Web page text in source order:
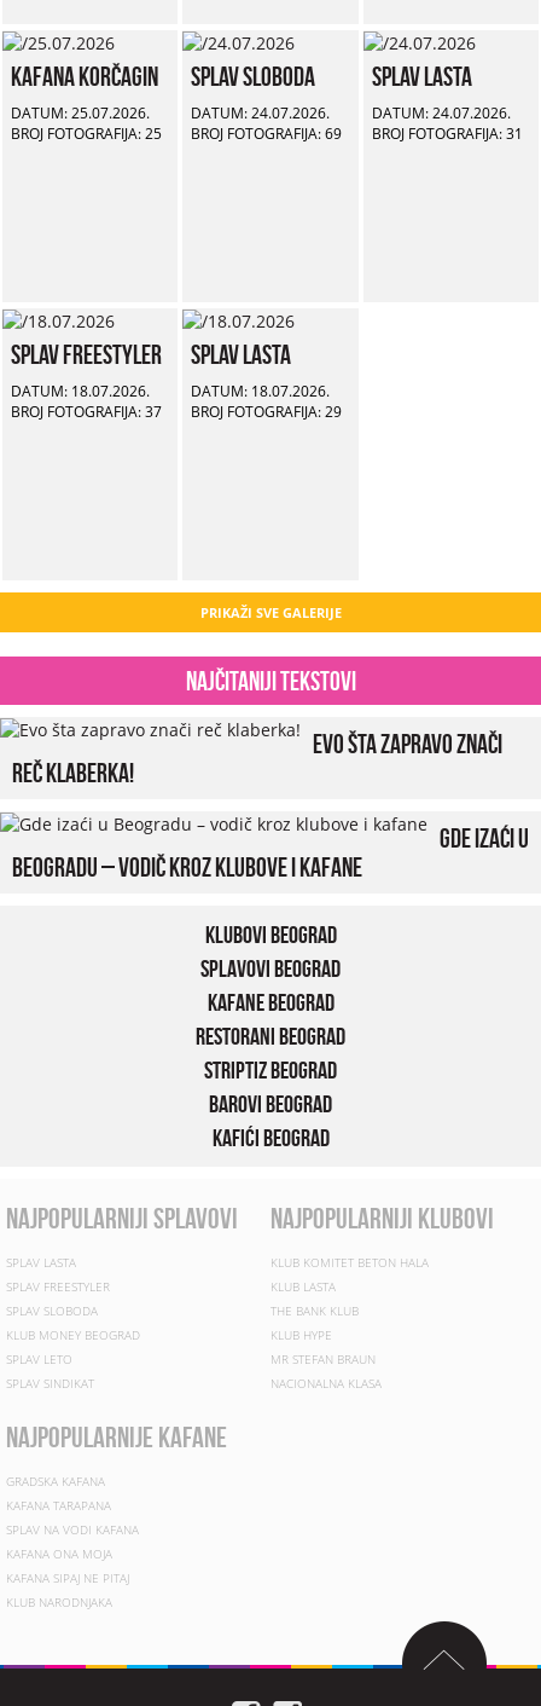
Kafana Korčagin
DATUM: 25.07.2026.
BROJ FOTOGRAFIJA: 25
Splav Sloboda
DATUM: 24.07.2026.
BROJ FOTOGRAFIJA: 69
Splav Lasta
DATUM: 24.07.2026.
BROJ FOTOGRAFIJA: 31
Splav Freestyler
DATUM: 18.07.2026.
BROJ FOTOGRAFIJA: 37
Splav Lasta
DATUM: 18.07.2026.
BROJ FOTOGRAFIJA: 29
PRIKAŽI SVE GALERIJE
Najčitaniji tekstovi
Evo šta zapravo znači
reč klaberka!
Gde izaći u
Beogradu – vodič kroz klubove i kafane
Klubovi Beograd
Splavovi Beograd
Kafane Beograd
Restorani Beograd
Striptiz Beograd
Barovi Beograd
Kafići Beograd
najpopularniji splavovi
SPLAV LASTA
SPLAV FREESTYLER
SPLAV SLOBODA
KLUB MONEY BEOGRAD
SPLAV LETO
SPLAV SINDIKAT
najpopularniji klubovi
KLUB KOMITET BETON HALA
KLUB LASTA
THE BANK KLUB
KLUB HYPE
MR STEFAN BRAUN
NACIONALNA KLASA
najpopularnije kafane
GRADSKA KAFANA
KAFANA TARAPANA
SPLAV NA VODI KAFANA
KAFANA ONA MOJA
KAFANA SIPAJ NE PITAJ
KLUB NARODNJAKA